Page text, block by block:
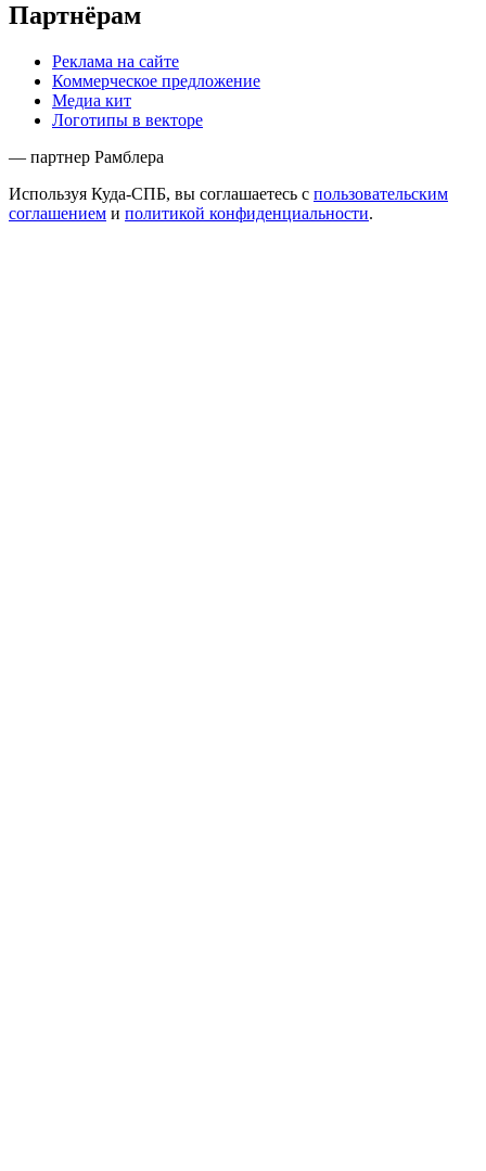
Партнёрам
Реклама на сайте
Коммерческое предложение
Медиа кит
Логотипы в векторе
— партнер Рамблера
Используя Куда-СПБ, вы соглашаетесь с пользовательским
соглашением и политикой конфиденциальности.